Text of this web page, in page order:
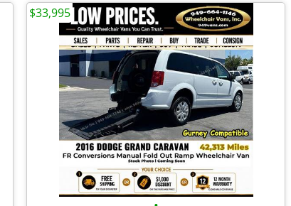
$33,995